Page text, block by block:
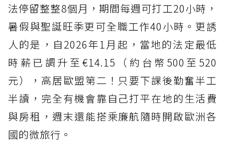
法停留整整8個月，期間每週可打工20小時，
暑假與聖誕旺季更可全職工作40小時。更誘
人的是，自2026年1月起，當地的法定最低
時薪已調升至€14.15（約台幣500至520
元），高居歐盟第二！只要下課後勤奮半工
半讀，完全有機會靠自己打平在地的生活費
與房租，週末還能搭乘廉航隨時開啟歐洲各
國的微旅行。